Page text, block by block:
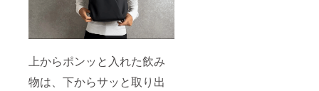
上からポンッと入れた飲み
物は、下からサッと取り出